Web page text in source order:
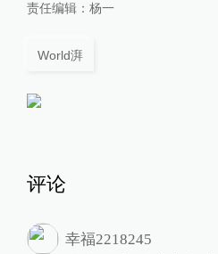
责任编辑： 杨一
World湃
评论
幸福2218245